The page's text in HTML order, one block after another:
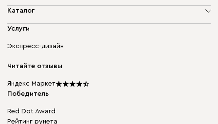
О компании
Доставка и оплата
диван.клуб
Карьера
Подарочные сертификаты
Мы в прессе
Каталог
Мягкая мебель
Бескаркасная мебель
Столы и стулья
Услуги
Экспресс-дизайн
Читайте отзывы
Яндекс Маркет
Победитель
Red Dot Award
Рейтинг рунета